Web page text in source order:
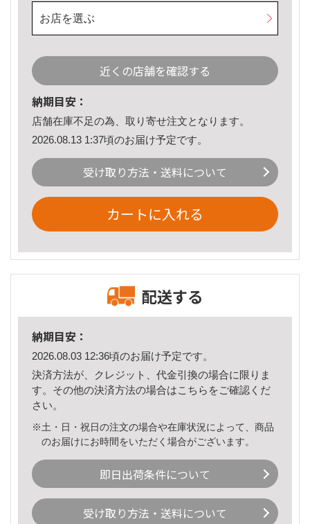
お店を選ぶ
近くの店舗を確認する
納期目安：
店舗在庫不足の為、取り寄せ注文となります。
2026.08.13 1:37頃のお届け予定です。
受け取り方法・送料について
カートに入れる
配送する
納期目安：
2026.08.03 12:36頃のお届け予定です。
決済方法が、クレジット、代金引換の場合に限りま
す。その他の決済方法の場合はこちら をご確認くだ
さい。
※土・日・祝日の注文の場合や在庫状況によって、商品
のお届けにお時間をいただく場合がございます。
即日出荷条件について
受け取り方法・送料について